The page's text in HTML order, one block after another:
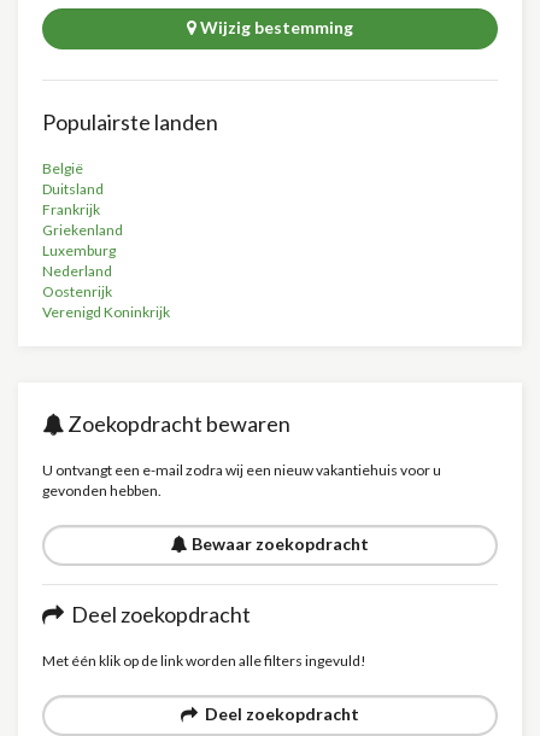
Wijzig bestemming
Populairste landen
België
Duitsland
Frankrijk
Griekenland
Luxemburg
Nederland
Oostenrijk
Verenigd Koninkrijk
Zoekopdracht bewaren
U ontvangt een e-mail zodra wij een nieuw vakantiehuis voor u
gevonden hebben.
Bewaar zoekopdracht
Deel zoekopdracht
Met één klik op de link worden alle filters ingevuld!
Deel zoekopdracht